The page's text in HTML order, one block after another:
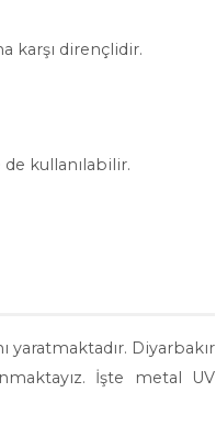
karşı dirençlidir.
kullanılabilir.
yaratmaktadır. Diyarbakır
İşte metal UV